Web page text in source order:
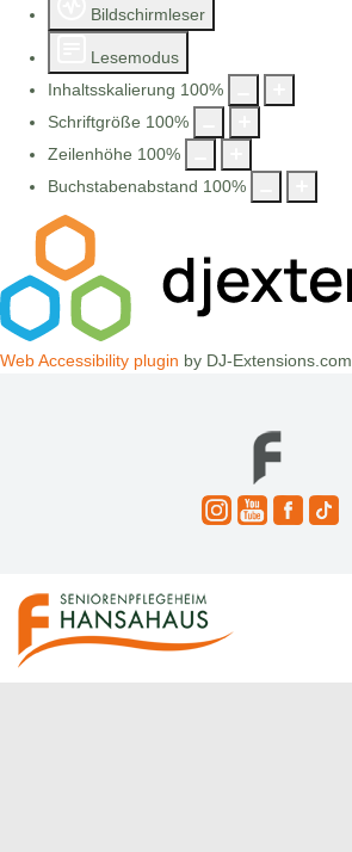
Bildschirmleser
Lesemodus
Inhaltsskalierung 100%
Schriftgröße 100%
Zeilenhöhe 100%
Buchstabenabstand 100%
Web Accessibility plugin by DJ-Extensions.com